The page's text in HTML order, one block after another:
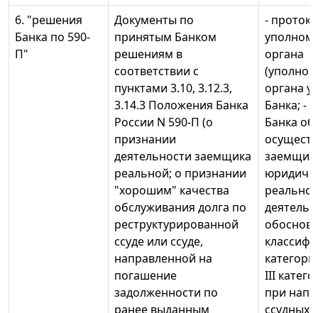
6. "решения
Банка по 590-
П"
Документы по
принятым Банком
решениям в
соответствии с
пунктами 3.10, 3.12.3,
3.14.3 Положения Банка
России N 590-П (о
признании
деятельности заемщика
реальной; о признании
"хорошим" качества
обслуживания долга по
реструктурированной
ссуде или ссуде,
направленной на
погашение
задолженности по
ранее выданным
-
органа
органа
Банка; -
Банка об
III
при
ссудных